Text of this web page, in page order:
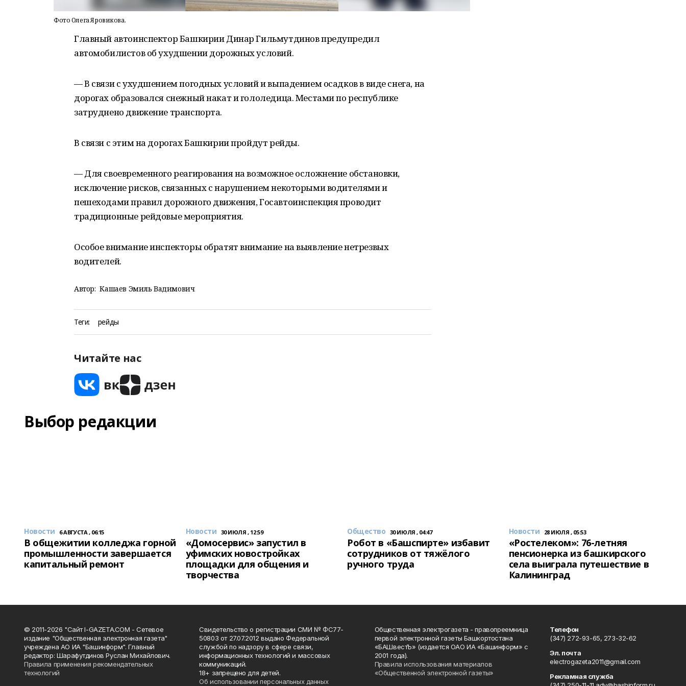
Фото Олега Яровикова.
Главный автоинспектор Башкирии Динар Гильмутдинов предупредил
автомобилистов об ухудшении дорожных условий.
— В связи с ухудшением погодных условий и выпадением осадков в виде снега, на
дорогах образовался снежный накат и гололедица. Местами по республике
затруднено движение транспорта.
В связи с этим на дорогах Башкирии пройдут рейды.
— Для своевременного реагирования на возможное осложнение обстановки,
исключение рисков, связанных с нарушением некоторыми водителями и
пешеходами правил дорожного движения, Госавтоинспекция проводит
традиционные рейдовые мероприятия.
Особое внимание инспекторы обратят внимание на выявление нетрезвых
водителей.
Автор: Кашаев Эмиль Вадимович
Теги: рейды
Читайте нас
Выбор редакции
Новости 6 АВГУСТА , 06:15
В общежитии колледжа горной
промышленности завершается
капитальный ремонт
Новости 30 ИЮЛЯ , 12:59
«Домосервис» запустил в
уфимских новостройках
площадки для общения и
творчества
Общество 30 ИЮЛЯ , 04:47
Робот в «Башспирте» избавит
сотрудников от тяжёлого
ручного труда
Новости 28 ИЮЛЯ , 05:53
«Ростелеком»: 76-летняя
пенсионерка из башкирского
села выиграла путешествие в
Калининград
© 2011-2026 "Сайт I-GAZETA.COM - Сетевое
издание "Общественная электронная газета"
учреждена АО ИА "Башинформ". Главный
редактор: Шарафутдинов Руслан Михайлович.
Правила применения рекомендательных
технологий
Свидетельство о регистрации СМИ № ФС77-
50803 от 27.07.2012 выдано Федеральной
службой по надзору в сфере связи,
информационных технологий и массовых
коммуникаций.
18+ запрещено для детей.
Об использовании персональных данных
Общественная электрогазета - правопреемница
первой электронной газеты Башкортостана
«БАШвестЪ» (издается ОАО ИА «Башинформ» с
2001 года).
Правила использования материалов
«Общественной электронной газеты»
Телефон
(347) 272-93-65, 273-32-62
Эл. почта
electrogazeta2011@gmail.com
Рекламная служба